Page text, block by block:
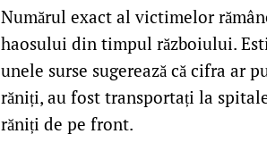
Numărul exact al victimelor
haosului din timpul războiului.
unele surse sugerează că cifra ar
răniți, au fost transportați la
răniți de pe front.